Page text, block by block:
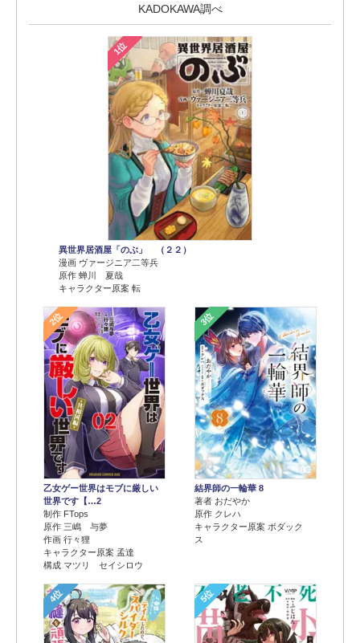
KADOKAWA調べ
1位
異世界居酒屋「のぶ」 （２２）
漫画 ヴァージニア二等兵
原作 蝉川 夏哉
キャラクター原案 転
2位
乙女ゲー世界はモブに厳しい
世界です【…2
制作 FTops
原作 三嶋 与夢
作画 行々狸
キャラクター原案 孟達
構成 マツリ セイシロウ
3位
結界師の一輪華 8
著者 おだやか
原作 クレハ
キャラクター原案 ボダック
ス
4位 5位